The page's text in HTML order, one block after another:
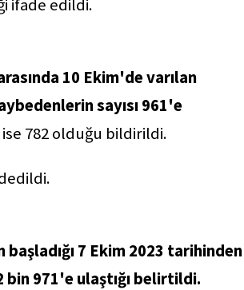
ifade edildi.
10 Ekim'de varılan
sayısı 961'e
ise 782 olduğu bildirildi.
başladığı 7 Ekim 2023 tarihinden
bin 971'e ulaştığı belirtildi.